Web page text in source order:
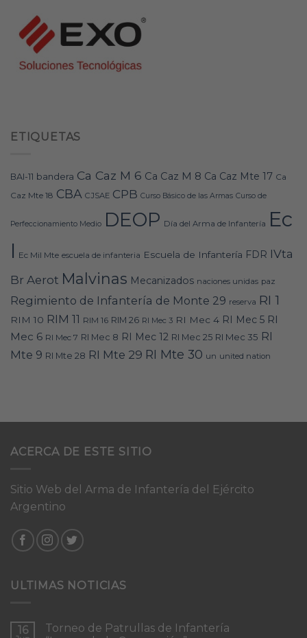
ETIQUETAS
BAI-11 bandera Ca Caz M 6 Ca Caz M 8 Ca Caz Mte 17 Ca
Caz Mte 18 CBA CJSAE CPB Curso Básico de las Armas Curso de
Perfeccionamiento Medio DEOP Día del Arma de Infantería Ec
I Ec Mil Mte escuela de infanteria Escuela de Infantería FDR IVta
Br Aerot Malvinas Mecanizados naciones unidas paz
Regimiento de Infantería de Monte 29 reserva RI 1
RIM 10 RIM 11 RIM 16 RIM 26 RI Mec 3 RI Mec 4 RI Mec 5 RI
Mec 6 RI Mec 7 RI Mec 8 RI Mec 12 RI Mec 25 RI Mec 35 RI
Mte 9 RI Mte 28 RI Mte 29 RI Mte 30 un united nation
ACERCA DE ESTE SITIO
Sitio Web del Arma de Infantería del Ejército
Argentino
ULTIMAS NOTICIAS
16
Torneo de Patrullas de Infantería